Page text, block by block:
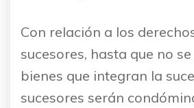
Con relación a los
sucesores, hasta que no
bienes que integran la
sucesores serán